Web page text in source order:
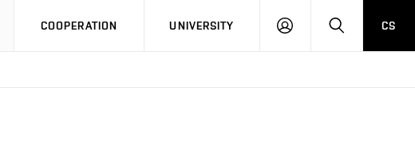
COOPERATION UNIVERSITY
LOG
SEARCHCS